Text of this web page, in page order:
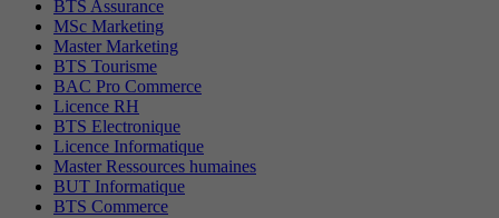
BTS Assurance
MSc Marketing
Master Marketing
BTS Tourisme
BAC Pro Commerce
Licence RH
BTS Electronique
Licence Informatique
Master Ressources humaines
BUT Informatique
BTS Commerce